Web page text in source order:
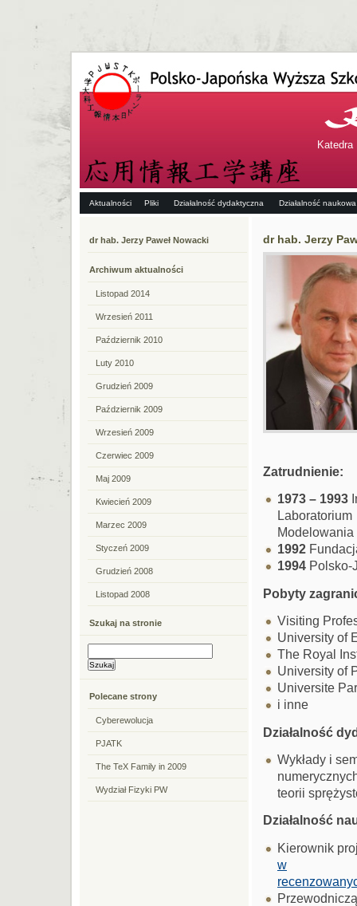
Aktualności Pliki Działalność dydaktyczna Działalność naukowa
dr hab. Jerzy
Zatrudnienie:
1973 – 1993
Laboratorium
1992
1994 Polsko-
Pobyty
Visiting
University of
The Royal
University of
Universite
i inne
Działalność
Wykłady i
teorii
Działalność
Kierownik
w
dr hab. Jerzy Paweł Nowacki
Archiwum aktualności
Listopad 2014
Wrzesień 2011
Październik 2010
Luty 2010
Grudzień 2009
Październik 2009
Wrzesień 2009
Czerwiec 2009
Maj 2009
Kwiecień 2009
Marzec 2009
Styczeń 2009
Grudzień 2008
Listopad 2008
Szukaj na stronie
Polecane strony
Cyberewolucja
PJATK
The TeX Family in 2009
Wydział Fizyki PW